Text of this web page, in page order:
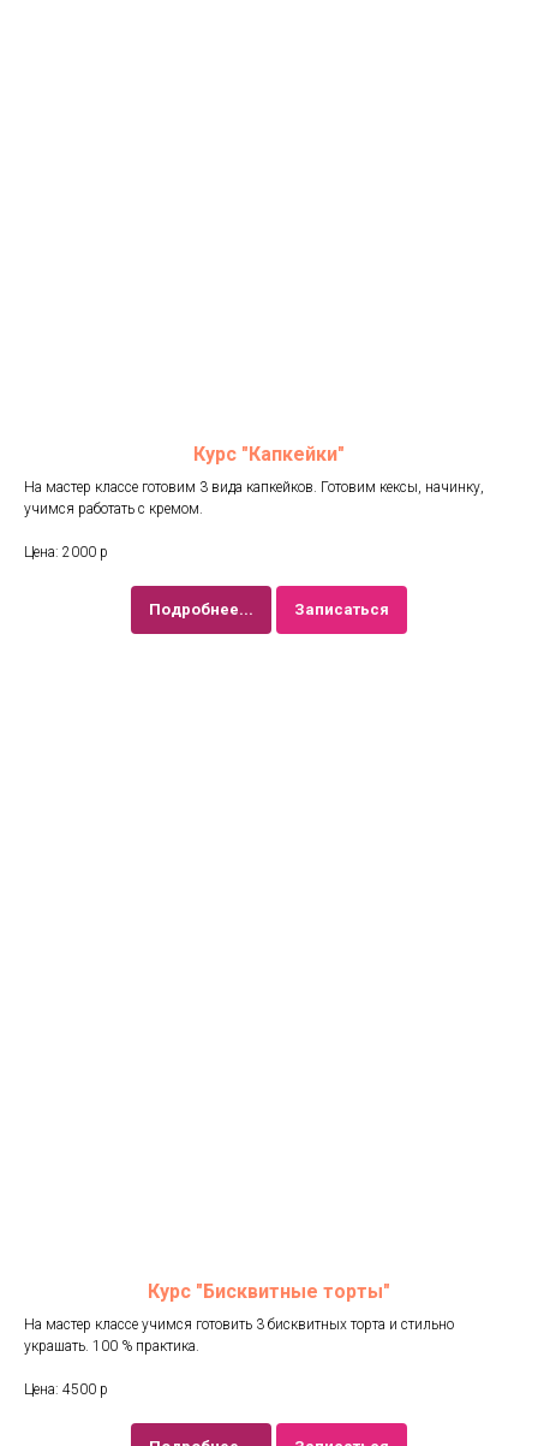
Курс "Капкейки"
На мастер классе готовим 3 вида капкейков. Готовим кексы, начинку,
учимся работать с кремом.
Цена: 2000 р
Подробнее... Записаться
Курс "Бисквитные торты"
На мастер классе учимся готовить 3 бисквитных торта и стильно
украшать. 100 % практика.
Цена: 4500 р